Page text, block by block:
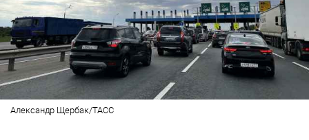
Александр Щербак/ТАСС